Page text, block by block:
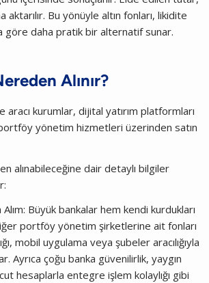
aktarılır. Bu yönüyle altın fonları, likidite
göre daha pratik bir alternatif sunar.
Alınır?
aracı kurumlar, dijital yatırım platformları
yönetim hizmetleri üzerinden satın
alınabileceğine dair detaylı bilgiler
Alım: Büyük bankalar hem kendi kurdukları
portföy yönetim şirketlerine ait fonları
mobil uygulama veya şubeler aracılığıyla
Ayrıca çoğu banka güvenilirlik, yaygın
hesaplarla entegre işlem kolaylığı gibi